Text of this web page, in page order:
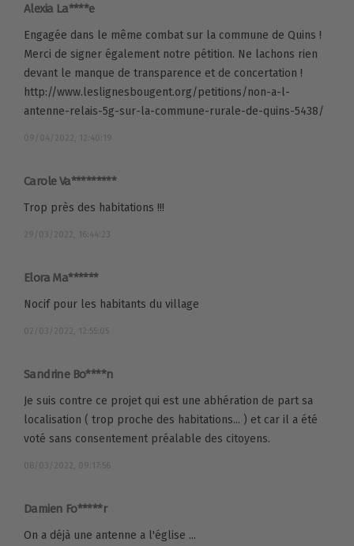
Alexia La****e
Engagée dans le même combat sur la commune de Quins !
Merci de signer également notre pétition. Ne lachons rien
devant le manque de transparence et de concertation !
http://www.leslignesbougent.org/petitions/non-a-l-
antenne-relais-5g-sur-la-commune-rurale-de-quins-5438/
09/04/2022, 12:40:19
Carole Va*********
Trop près des habitations !!!
29/03/2022, 16:44:23
Elora Ma******
Nocif pour les habitants du village
02/03/2022, 12:55:05
Sandrine Bo****n
Je suis contre ce projet qui est une abhération de part sa
localisation ( trop proche des habitations... ) et car il a été
voté sans consentement préalable des citoyens.
08/03/2022, 09:17:56
Damien Fo*****r
On a déjà une antenne a l'église ...